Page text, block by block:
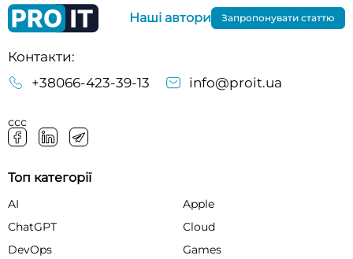
Контакти:
+38066-423-39-13
info@proit.ua
ссс
Наші автори Запропонувати статтю
Топ категорії
AI
Apple
ChatGPT
Cloud
DevOps
Games